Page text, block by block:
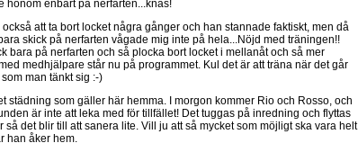
honom enbart på nerfarten...knas!
också att ta bort locket några gånger och han stannade faktiskt, men då
skick på nerfarten vågade mig inte på hela...Nöjd med träningen!!
bara på nerfarten och så plocka bort locket i mellanåt och så mer
medhjälpare står nu på programmet. Kul det är att träna när det går
man tänkt sig :-)
städning som gäller här hemma. I morgon kommer Rio och Rosso, och
är inte att leka med för tillfället! Det tuggas på inredning och flyttas
så det blir till att sanera lite. Vill ju att så mycket som möjligt ska vara helt
han åker hem.